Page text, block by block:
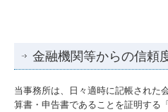
金融機関等からの信頼
当事務所は、日々適時に記帳された
算書・申告書であることを証明する